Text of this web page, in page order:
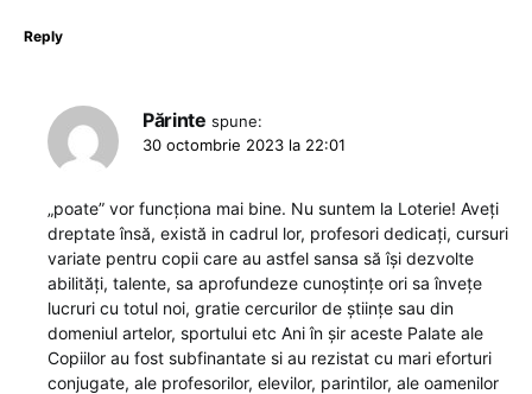
Reply
Părinte spune:
30 octombrie 2023 la 22:01
„poate” vor funcționa mai bine. Nu suntem la Loterie! Aveți
dreptate însă, există in cadrul lor, profesori dedicați, cursuri
variate pentru copii care au astfel sansa să își dezvolte
abilități, talente, sa aprofundeze cunoștințe ori sa învețe
lucruri cu totul noi, gratie cercurilor de științe sau din
domeniul artelor, sportului etc Ani în șir aceste Palate ale
Copiilor au fost subfinantate si au rezistat cu mari eforturi
conjugate, ale profesorilor, elevilor, parintilor, ale oamenilor